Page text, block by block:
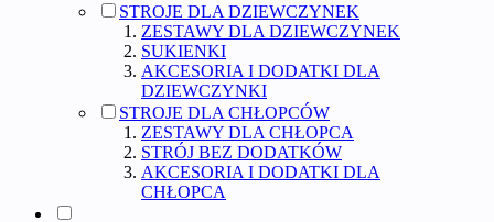
STROJE DLA DZIEWCZYNEK
ZESTAWY DLA DZIEWCZYNEK
SUKIENKI
AKCESORIA I DODATKI DLA
DZIEWCZYNKI
STROJE DLA CHŁOPCÓW
ZESTAWY DLA CHŁOPCA
STRÓJ BEZ DODATKÓW
AKCESORIA I DODATKI DLA
CHŁOPCA